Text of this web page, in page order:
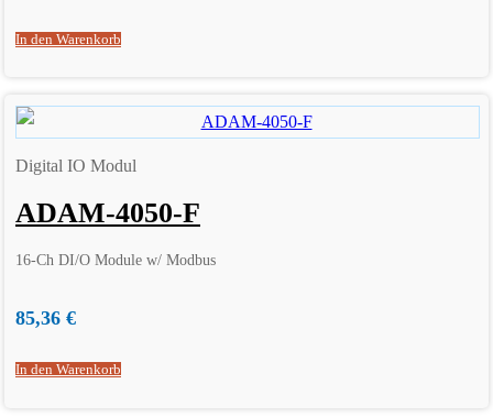
In den Warenkorb
Digital IO Modul
ADAM-4050-F
16-Ch DI/O Module w/ Modbus
85,36 €
In den Warenkorb